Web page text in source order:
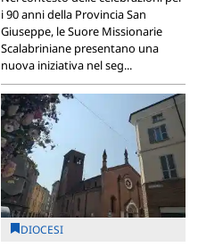
i 90 anni della Provincia San
Giuseppe, le Suore Missionarie
Scalabriniane presentano una
nuova iniziativa nel seg...
DIOCESI